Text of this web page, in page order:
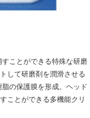
ことができる特殊な研磨
して研磨剤を潤滑させる
の保護膜を形成。ヘッド
ことができる多機能クリ